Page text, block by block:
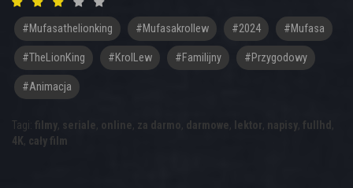
#mufasathelionking #mufasakrollew #2024 #Mufasa
#TheLionKing #KrolLew #familijny #przygodowy
#animacja
Tagi: filmy, seriale, online, za darmo, darmowe, lektor, napisy, fullhd ,
4K, cały film